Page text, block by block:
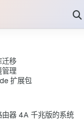
迁移
管理
扩展包
由器 4A 千兆版的系统